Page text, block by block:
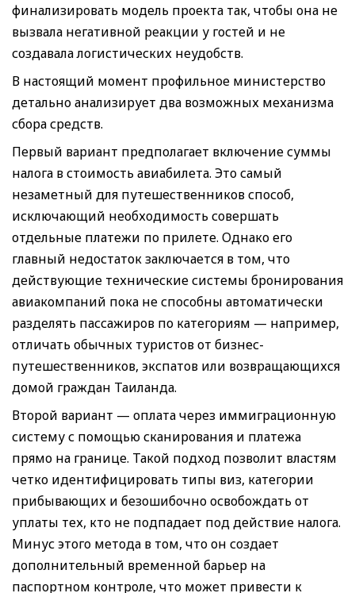
финализировать модель проекта так, чтобы она не
вызвала негативной реакции у гостей и не
создавала логистических неудобств.
В настоящий момент профильное министерство
детально анализирует два возможных механизма
сбора средств.
Первый вариант предполагает включение суммы
налога в стоимость авиабилета. Это самый
незаметный для путешественников способ,
исключающий необходимость совершать
отдельные платежи по прилете. Однако его
главный недостаток заключается в том, что
действующие технические системы бронирования
авиакомпаний пока не способны автоматически
разделять пассажиров по категориям — например,
отличать обычных туристов от бизнес-
путешественников, экспатов или возвращающихся
домой граждан Таиланда.
Второй вариант — оплата через иммиграционную
систему с помощью сканирования и платежа
прямо на границе. Такой подход позволит властям
четко идентифицировать типы виз, категории
прибывающих и безошибочно освобождать от
уплаты тех, кто не подпадает под действие налога.
Минус этого метода в том, что он создает
дополнительный временной барьер на
паспортном контроле, что может привести к